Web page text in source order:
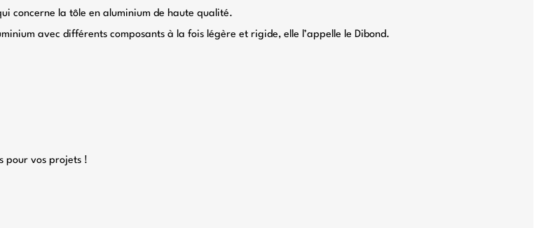
concerne la tôle en aluminium de haute qualité.
avec différents composants à la fois légère et rigide, elle l’appelle le Dibond.
pour vos projets !